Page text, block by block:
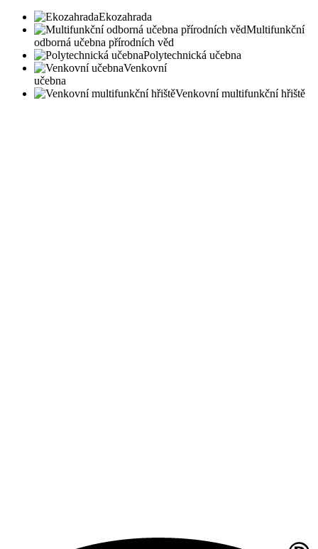
Ekozahrada
Multifunkční
odborná učebna přírodních věd
Polytechnická učebna
Venkovní
učebna
Venkovní multifunkční hřiště